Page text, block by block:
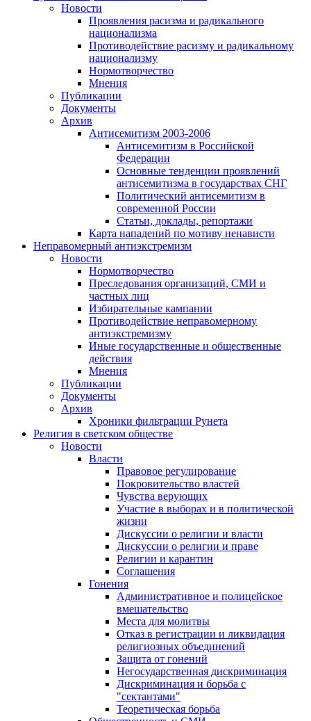
Новости
Проявления расизма и радикального
национализма
Противодействие расизму и радикальному
национализму
Нормотворчество
Мнения
Публикации
Документы
Архив
Антисемитизм 2003-2006
Антисемитизм в Российской
Федерации
Основные тенденции проявлений
антисемитизма в государствах СНГ
Политический антисемитизм в
современной России
Статьи, доклады, репортажи
Карта нападений по мотиву ненависти
Неправомерный антиэкстремизм
Новости
Нормотворчество
Преследования организаций, СМИ и
частных лиц
Избирательные кампании
Противодействие неправомерному
антиэкстремизму
Иные государственные и общественные
действия
Мнения
Публикации
Документы
Архив
Хроники фильтрации Рунета
Религия в светском обществе
Новости
Власти
Правовое регулирование
Покровительство властей
Чувства верующих
Участие в выборах и в политической
жизни
Дискуссии о религии и власти
Дискуссии о религии и праве
Религии и карантин
Соглашения
Гонения
Административное и полицейское
вмешательство
Места для молитвы
Отказ в регистрации и ликвидация
религиозных объединений
Защита от гонений
Негосударственная дискриминация
Дискриминация и борьба с
"сектантами"
Теоретическая борьба